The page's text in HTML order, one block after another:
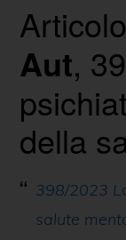
Aut,
della
398/2023
salute